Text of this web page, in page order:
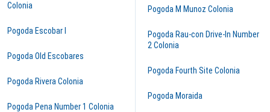
Colonia
Pogoda Escobar I
Pogoda Old Escobares
Pogoda Rivera Colonia
Pogoda Pena Number 1 Colonia
Pogoda M Munoz Colonia
Pogoda Rau-con Drive-In Number
2 Colonia
Pogoda Fourth Site Colonia
Pogoda Moraida